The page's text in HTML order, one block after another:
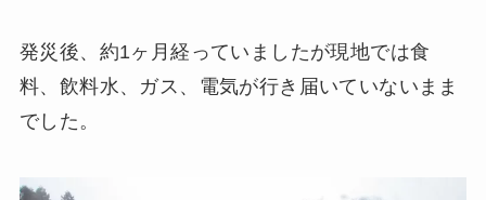
発災後、約1ヶ月経っていましたが現地では食
料、飲料水、ガス、電気が行き届いていないまま
でした。